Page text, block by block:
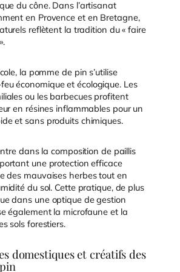
du cône. Dans l’artisanat
en Provence et en Bretagne,
reflètent la tradition du « faire
la pomme de pin s’utilise
économique et écologique. Les
ou les barbecues profitent
en résines inflammables pour un
et sans produits chimiques.
dans la composition de paillis
une protection efficace
des mauvaises herbes tout en
du sol. Cette pratique, de plus
dans une optique de gestion
également la microfaune et la
sols forestiers.
domestiques et créatifs des